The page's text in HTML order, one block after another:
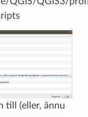
till (eller, ännu